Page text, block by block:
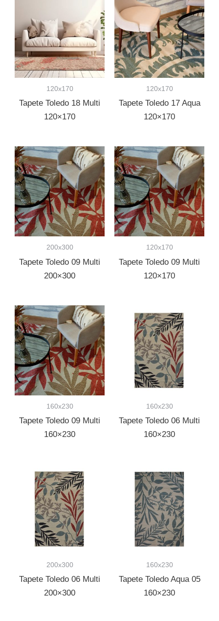
120x170
Tapete Toledo 18 Multi
120×170
120x170
Tapete Toledo 17 Aqua
120×170
200x300
Tapete Toledo 09 Multi
200×300
120x170
Tapete Toledo 09 Multi
120×170
160x230
Tapete Toledo 09 Multi
160×230
160x230
Tapete Toledo 06 Multi
160×230
200x300
Tapete Toledo 06 Multi
200×300
160x230
Tapete Toledo Aqua 05
160×230